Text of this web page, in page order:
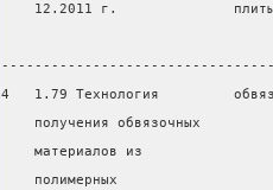
12.2011 г.
4   1.79 Технология
получения обвязочных
    материалов из
    полимерных